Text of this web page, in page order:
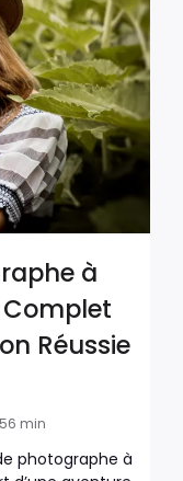
à
Complet
Réussie
min
photographe à